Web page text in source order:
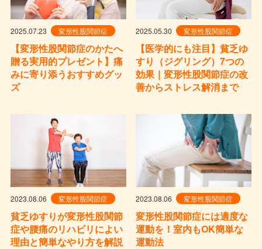
2025.07.23 変形性股関節症
【変形性股関節症のかたへ
贈る実用的プレゼント】痛
みに寄り添うおすすめグッ
ズ
2025.05.30 変形性股関節症
【医学的にも注目】貧乏ゆ
すり（ジグリング）7つの
効果｜変形性股関節症の改
善からストレス解消まで
2023.08.06 変形性股関節症
貧乏ゆすりが変形性股関節
症や腰痛のリハビリによい
理由と簡単なやり方を解説
2023.08.06 変形性股関節症
変形性股関節症には適度な
運動を！室内もOK簡単な
運動法